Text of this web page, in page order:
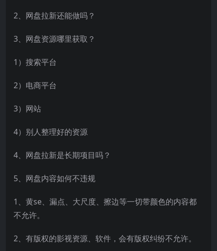
2、网盘拉新还能做吗？
3、网盘资源哪里获取？
1）搜索平台
2）电商平台
3）网站
4）别人整理好的资源
4、网盘拉新是长期项目吗？
5、网盘内容如何不违规
1、黄se、漏点、大尺度、擦边等一切带颜色的内容都
不允许。
2、有版权的影视资源、软件，会有版权纠纷不允许。